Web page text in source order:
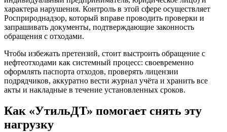
характера нарушения. Контроль в этой сфере осуществляет
Росприроднадзор, который вправе проводить проверки и
запрашивать документы, подтверждающие законность
обращения с отходами.
Чтобы избежать претензий, стоит выстроить обращение с
нефтеотходами как системный процесс: своевременно
оформлять паспорта отходов, проверять лицензии
подрядчиков, аккуратно вести журнал учёта и хранить все
акты и накладные в течение установленных сроков.
Как «УтильДТ» помогает снять эту
нагрузку